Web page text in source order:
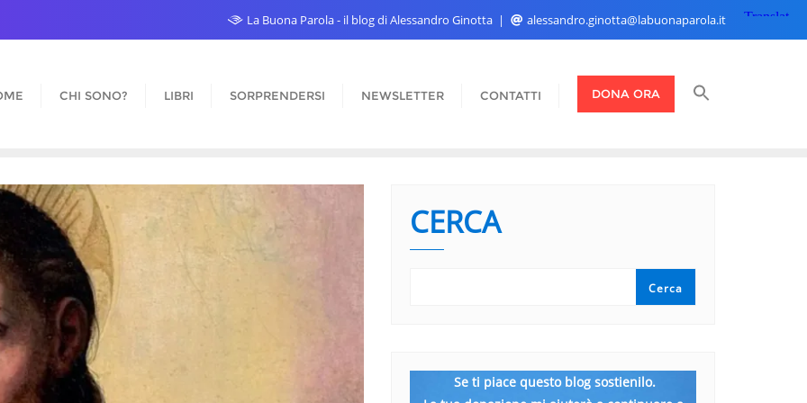
La Buona Parola - il blog di Alessandro Ginotta alessandro.ginotta@labuonaparola.it
CHI SONO? LIBRI SORPRENDERSI NEWSLETTER CONTATTI DONA ORA
CERCA
Cerca
Se ti piace questo blog sostienilo.